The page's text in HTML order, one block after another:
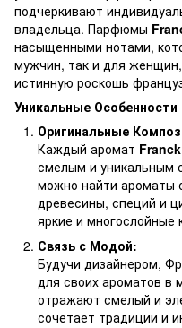
подчеркивают
владельца. Парфюмы
насыщенными нотами,
мужчин, так и для
истинную роскошь
Уникальные
Оригинальные
Каждый аромат
смелым и уникальным
можно найти ароматы
древесины, специй и
яркие и многослойные
Связь с Модой:
Будучи дизайнером,
для своих ароматов в
отражают смелый и
сочетает традиции и